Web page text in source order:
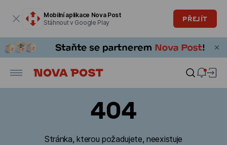
Mobilní aplikace Nova Post
Stáhnout v Google Play
PŘEJÍT
404
Stránka, kterou požadujete, neexistuje